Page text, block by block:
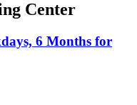
Center
6 Months for